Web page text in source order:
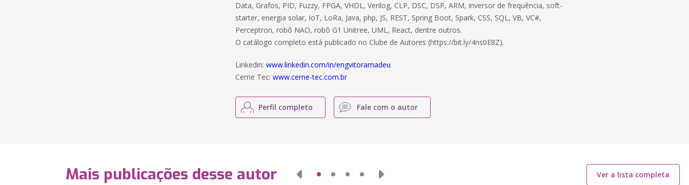
Data, Grafos, PID, Fuzzy, FPGA, VHDL, Verilog, CLP, DSC, DSP, ARM, inversor de frequência, soft-
starter, energia solar, IoT, LoRa, Java, php, JS, REST, Spring Boot, Spark, CSS, SQL, VB, VC#,
Perceptron, robô NAO, robô G1 Unitree, UML, React, dentre outros.
O catálogo completo está publicado no Clube de Autores (https://bit.ly/4ns0E8Z).
Linkedin:www.linkedin.com/in/engvitoramadeu
Cerne Tec:www.cerne-tec.com.br
Perfil completo Fale com o autor
Mais publicações desse autor Ver a lista completa